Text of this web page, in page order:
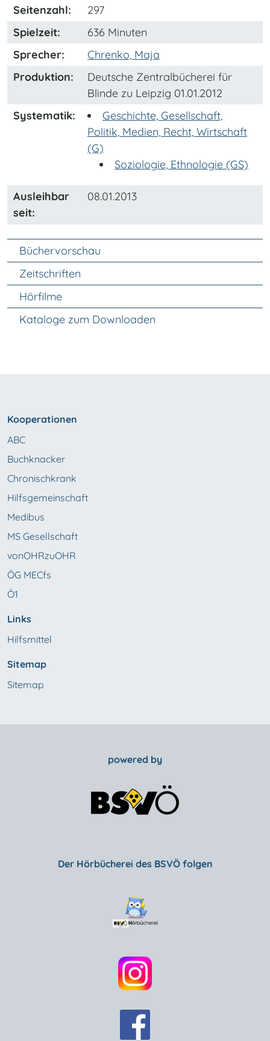
Seitenzahl:
297
Spielzeit:
636 Minuten
Sprecher:
Chrenko, Maja
Produktion:
Deutsche Zentralbücherei für
Blinde zu Leipzig 01.01.2012
Systematik:
Geschichte, Gesellschaft,
Politik, Medien, Recht, Wirtschaft
(G)
Soziologie, Ethnologie (GS)
Ausleihbar
seit:
08.01.2013
Unter Navigation
Büchervorschau
Zeitschriften
Hörfilme
Kataloge zum Downloaden
Kooperationen
ABC
Buchknacker
Chronischkrank
Hilfsgemeinschaft
Medibus
MS Gesellschaft
vonOHRzuOHR
ÖG MECfs
Ö1
Links
Hilfsmittel
Sitemap
Sitemap
powered by
Der Hörbücherei des BSVÖ folgen